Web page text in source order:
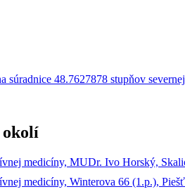
okolí
medicíny, MUDr. Ivo Horský,
medicíny, Winterova 66 (1.p.),